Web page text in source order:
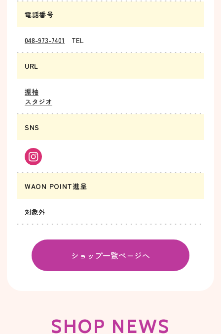
電話番号
048-973-7401 TEL
URL
振袖
スタジオ
SNS
WAON POINT進呈
対象外
ショップ一覧ページへ
SHOP NEWS